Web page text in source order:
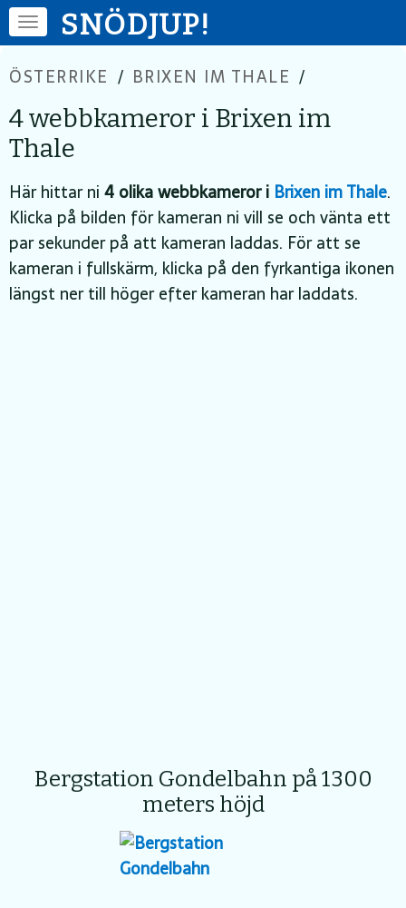
SNÖDJUP!
ÖSTERRIKE / BRIXEN IM THALE /
4 webbkameror i Brixen im
Thale
Här hittar ni 4 olika webbkameror i Brixen im Thale.
Klicka på bilden för kameran ni vill se och vänta ett
par sekunder på att kameran laddas. För att se
kameran i fullskärm, klicka på den fyrkantiga ikonen
längst ner till höger efter kameran har laddats.
Bergstation Gondelbahn på 1300
meters höjd